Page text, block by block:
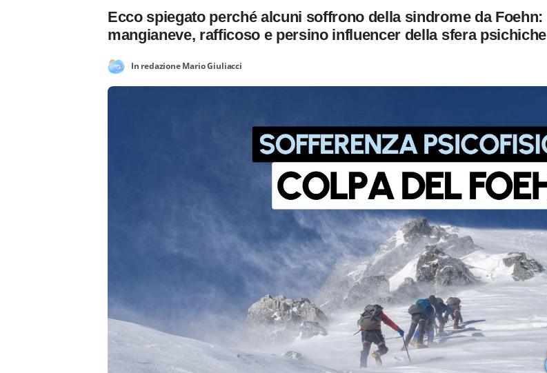
Ecco spiegato perché alcuni soffrono della sindrome da Foehn:
mangianeve, rafficoso e persino influencer della sfera psichiche
In redazione Mario Giuliacci